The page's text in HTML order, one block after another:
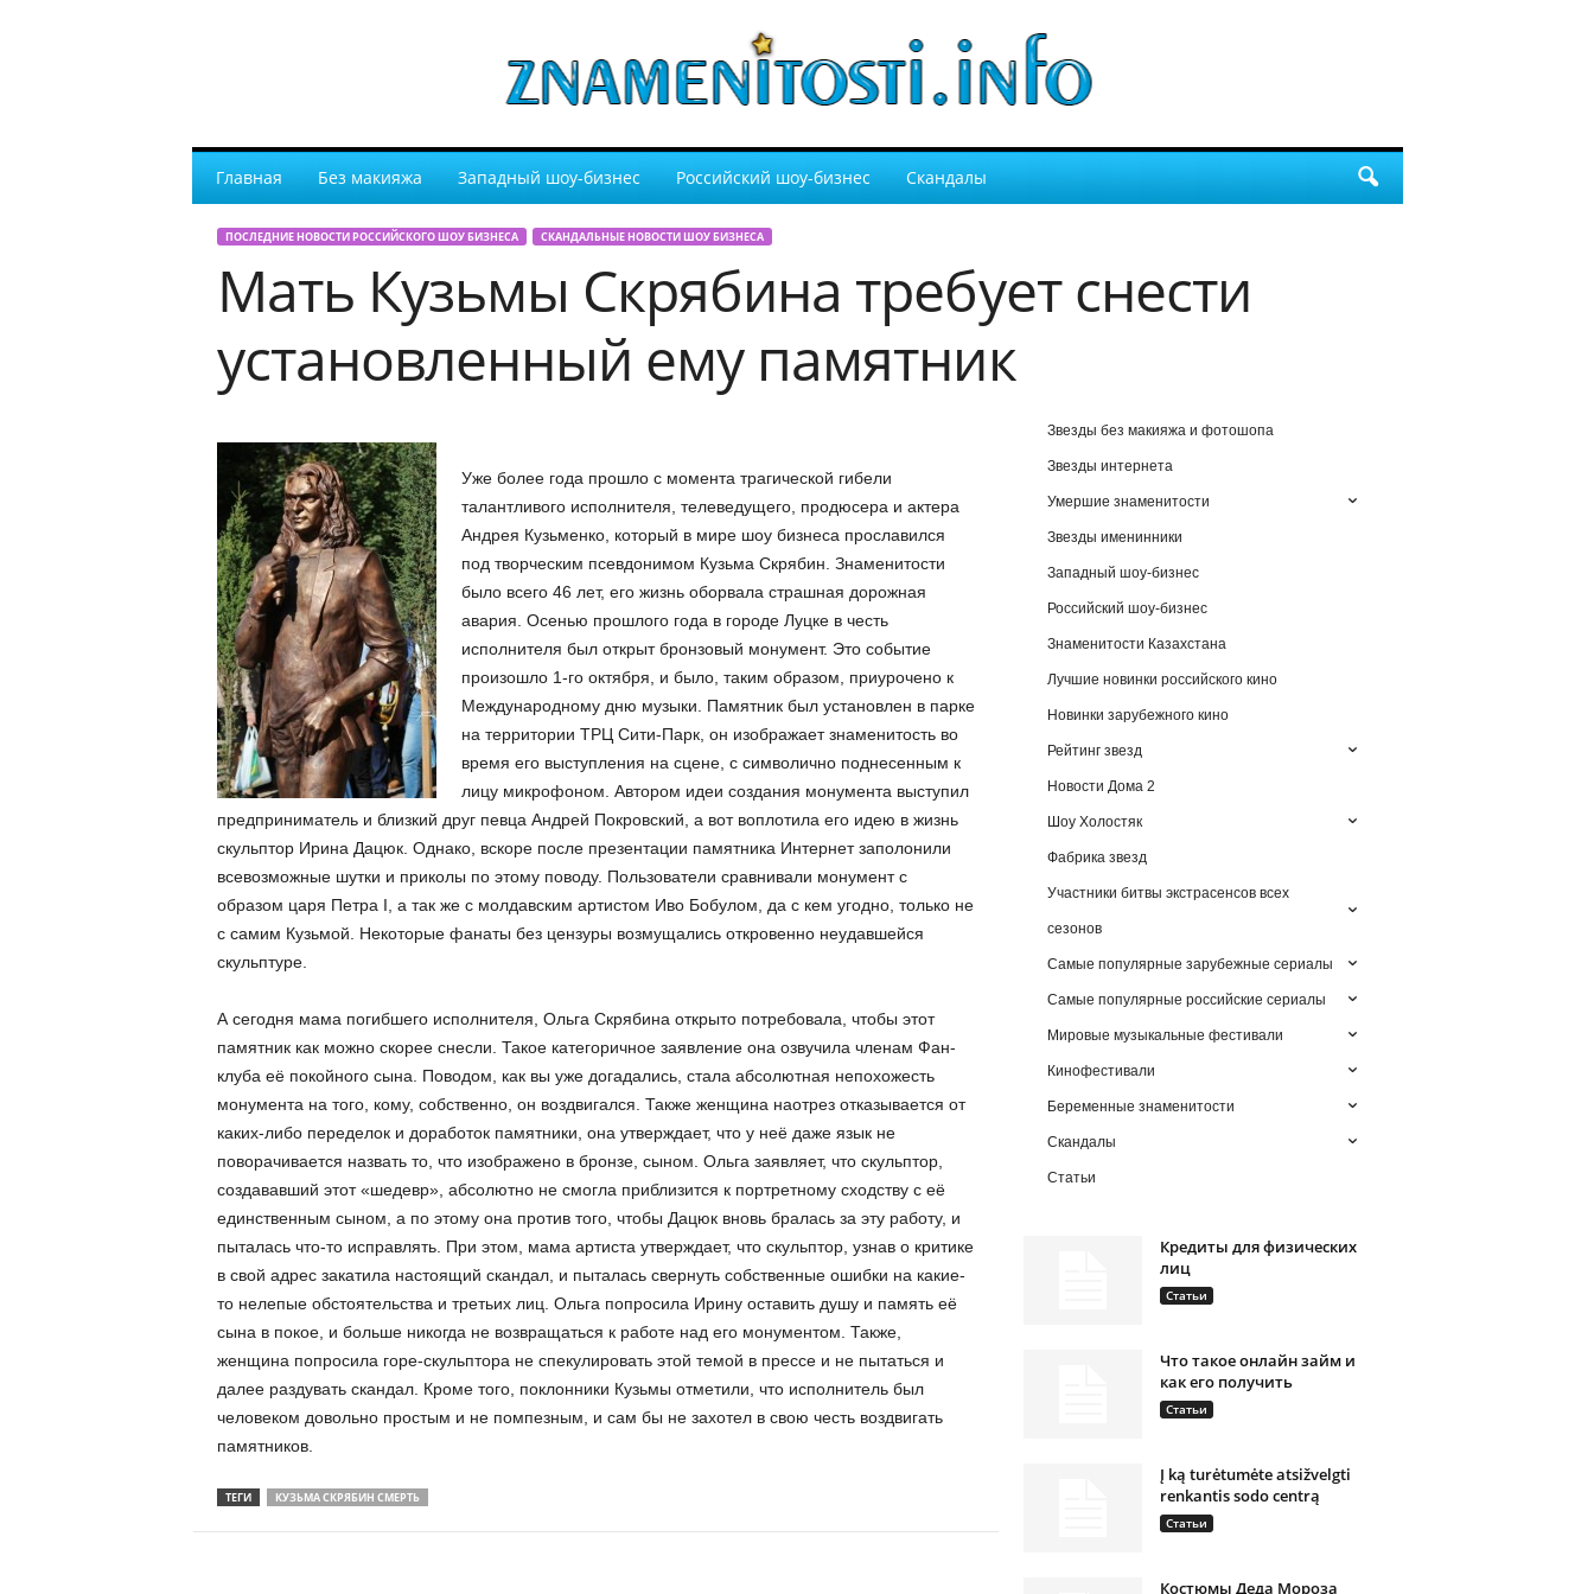
Главная Без макияжа Западный шоу-бизнес Российский шоу-бизнес Скандалы
ПОСЛЕДНИЕ НОВОСТИ РОССИЙСКОГО ШОУ БИЗНЕСА СКАНДАЛЬНЫЕ НОВОСТИ ШОУ БИЗНЕСА
Мать Кузьмы Скрябина требует снести
установленный ему памятник
Уже более года прошло с момента трагической гибели
талантливого исполнителя, телеведущего, продюсера и актера
Андрея Кузьменко, который в мире шоу бизнеса прославился
под творческим псевдонимом Кузьма Скрябин. Знаменитости
было всего 46 лет, его жизнь оборвала страшная дорожная
авария. Осенью прошлого года в городе Луцке в честь
исполнителя был открыт бронзовый монумент. Это событие
произошло 1-го октября, и было, таким образом, приурочено к
Международному дню музыки. Памятник был установлен в парке
на территории ТРЦ Сити-Парк, он изображает знаменитость во
время его выступления на сцене, с символично поднесенным к
лицу микрофоном. Автором идеи создания монумента выступил
предприниматель и близкий друг певца Андрей Покровский, а вот воплотила его идею в жизнь
скульптор Ирина Дацюк. Однако, вскоре после презентации памятника Интернет заполонили
всевозможные шутки и приколы по этому поводу. Пользователи сравнивали монумент с
образом царя Петра I, а так же с молдавским артистом Иво Бобулом, да с кем угодно, только не
с самим Кузьмой. Некоторые фанаты без цензуры возмущались откровенно неудавшейся
скульптуре.
А сегодня мама погибшего исполнителя, Ольга Скрябина открыто потребовала, чтобы этот
памятник как можно скорее снесли. Такое категоричное заявление она озвучила членам Фан-
клуба её покойного сына. Поводом, как вы уже догадались, стала абсолютная непохожесть
монумента на того, кому, собственно, он воздвигался. Также женщина наотрез отказывается от
каких-либо переделок и доработок памятники, она утверждает, что у неё даже язык не
поворачивается назвать то, что изображено в бронзе, сыном. Ольга заявляет, что скульптор,
создававший этот «шедевр», абсолютно не смогла приблизится к портретному сходству с её
единственным сыном, а по этому она против того, чтобы Дацюк вновь бралась за эту работу, и
пыталась что-то исправлять. При этом, мама артиста утверждает, что скульптор, узнав о критике
в свой адрес закатила настоящий скандал, и пыталась свернуть собственные ошибки на какие-
то нелепые обстоятельства и третьих лиц. Ольга попросила Ирину оставить душу и память её
сына в покое, и больше никогда не возвращаться к работе над его монументом. Также,
женщина попросила горе-скульптора не спекулировать этой темой в прессе и не пытаться и
далее раздувать скандал. Кроме того, поклонники Кузьмы отметили, что исполнитель был
человеком довольно простым и не помпезным, и сам бы не захотел в свою честь воздвигать
памятников.
ТЕГИ КУЗЬМА СКРЯБИН СМЕРТЬ
Звезды без макияжа и фотошопа
Звезды интернета
Умершие знаменитости
Звезды именинники
Западный шоу-бизнес
Российский шоу-бизнес
Знаменитости Казахстана
Лучшие новинки российского кино
Новинки зарубежного кино
Рейтинг звезд
Новости Дома 2
Шоу Холостяк
Фабрика звезд
Участники битвы экстрасенсов всех
сезонов
Самые популярные зарубежные сериалы
Самые популярные российские сериалы
Мировые музыкальные фестивали
Кинофестивали
Беременные знаменитости
Скандалы
Статьи
Кредиты для физических
лиц
Статьи
Что такое онлайн займ и
как его получить
Статьи
Į ką turėtumėte atsižvelgti
renkantis sodo centrą
Статьи
Костюмы Деда Мороза